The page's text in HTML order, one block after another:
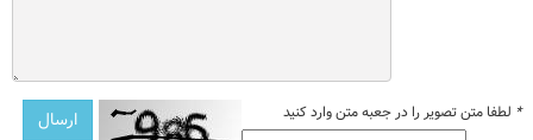
* لطفا متن تصویر را در جعبه متن وارد کنید